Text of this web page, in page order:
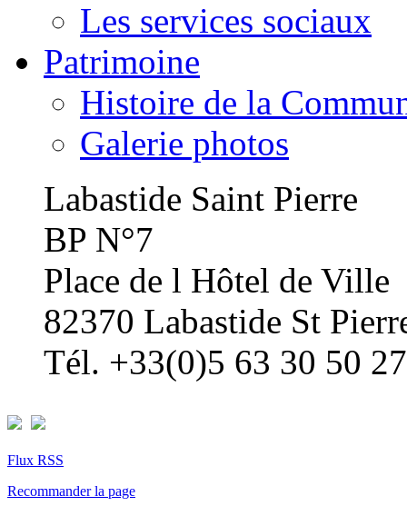
Les services sociaux
Patrimoine
Histoire de la
Galerie photos
Labastide Saint Pierre
BP N°7
Place de l Hôtel de Ville
82370 Labastide St
Tél. +33(0)5 63 30 50 27
Flux RSS
Recommander la page